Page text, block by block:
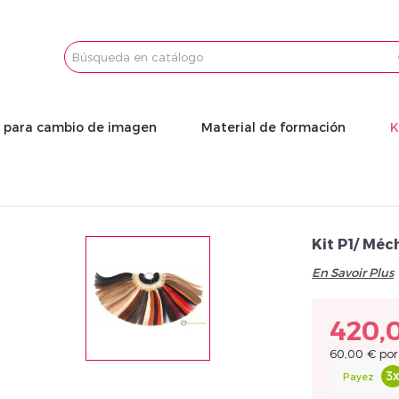
Email
cambio de imagen Material de formación
Kit P1/
En Savoir Plus
60,00 €
Payez 3x
Conseillères en Image dans l’âme et formatrices
Leaders dans notre domaine, nous vous
IMPRESSION